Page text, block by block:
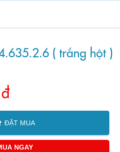
( trắng hột )
ĐẶT MUA
NGAY